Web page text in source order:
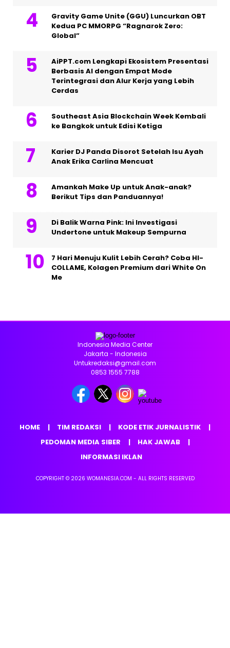
Gravity Game Unite (GGU) Luncurkan OBT
Kedua PC MMORPG “Ragnarok Zero:
Global”
AiPPT.com Lengkapi Ekosistem Presentasi
Berbasis AI dengan Empat Mode
Terintegrasi dan Alur Kerja yang Lebih
Cerdas
Southeast Asia Blockchain Week Kembali
ke Bangkok untuk Edisi Ketiga
Karier DJ Panda Disorot Setelah Isu Ayah
Anak Erika Carlina Mencuat
Amankah Make Up untuk Anak-anak?
Berikut Tips dan Panduannya!
Di Balik Warna Pink: Ini Investigasi
Undertone untuk Makeup Sempurna
7 Hari Menuju Kulit Lebih Cerah? Coba HI-
COLLAME, Kolagen Premium dari White On
Me
Indonesia Media Center
Jakarta - Indonesia
Untukredaksi@gmail.com
0853 1555 7788
HOME TIM REDAKSI
KODE ETIK JURNALISTIK
PEDOMAN MEDIA SIBER
HAK JAWAB
INFORMASI IKLAN
COPYRIGHT © 2026 WOMANESIA.COM - ALL RIGHTS RESERVED